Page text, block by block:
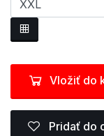
Vložiť do
Pridať do